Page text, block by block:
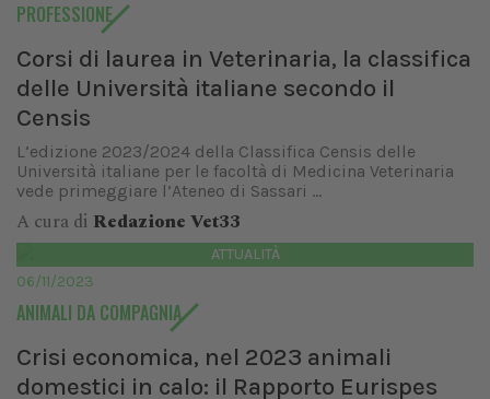
PROFESSIONE
Corsi di laurea in Veterinaria, la classifica
delle Università italiane secondo il
Censis
L’edizione 2023/2024 della Classifica Censis delle
Università italiane per le facoltà di Medicina Veterinaria
vede primeggiare l’Ateneo di Sassari ...
A cura di Redazione Vet33
ATTUALITÀ
06/11/2023
ANIMALI DA COMPAGNIA
Crisi economica, nel 2023 animali
domestici in calo: il Rapporto Eurispes